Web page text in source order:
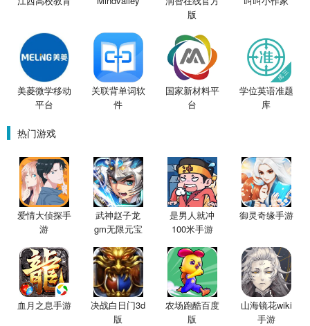
版
美菱微学移动
平台
关联背单词软
件
国家新材料平
台
学位英语准题
库
热门游戏
爱情大侦探手
游
武神赵子龙
gm无限元宝
是男人就冲
100米手游
御灵奇缘手游
血月之息手游
决战白日门3d
版
农场跑酷百度
版
山海镜花wiki
手游